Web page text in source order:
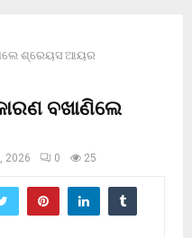
ଶ୍ରେୟସ ଆୟର
ବଖାଣିଲେ
2026 0 25